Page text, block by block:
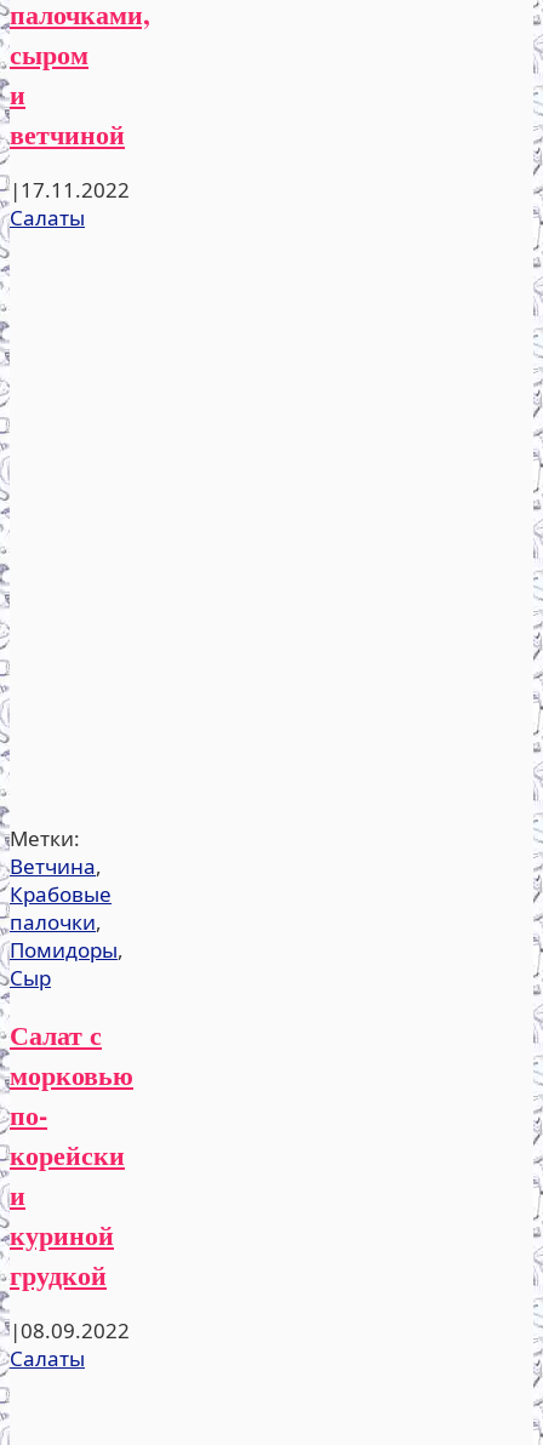
палочками,
сыром
и
ветчиной
|17.11.2022
Салаты
Метки:
Ветчина,
Крабовые
палочки,
Помидоры,
Сыр
Салат с
морковью
по-
корейски
и
куриной
грудкой
|08.09.2022
Салаты